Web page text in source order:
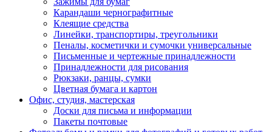
Карандаши чернографитные
Клеящие средства
Линейки, транспортиры, треугольники
Пеналы, косметички и сумочки универсальные
Письменные и чертежные принадлежности
Принадлежности для рисования
Рюкзаки, ранцы, сумки
Цветная бумага и картон
Офис, студия, мастерская
Доски для письма и информации
Пакеты почтовые